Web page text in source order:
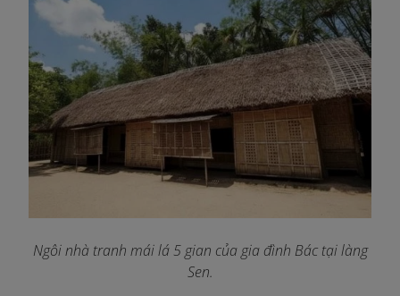
Ngôi nhà tranh mái lá 5 gian của gia đình Bác tại làng
Sen.